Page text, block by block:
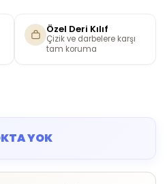
Özel Deri Kılıf
Çizik ve darbelere karşı
tam koruma
YOK